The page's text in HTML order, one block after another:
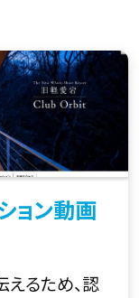
ョン動画
るため、認